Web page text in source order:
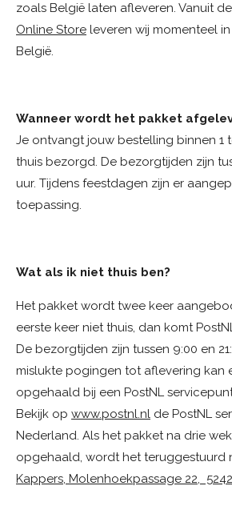
zoals België laten afleveren. Vanuit de
Online Store leveren wij momenteel
België.
Wanneer wordt het pakket
Je ontvangt jouw bestelling binnen 1
thuis bezorgd. De bezorgtijden zijn
uur. Tijdens feestdagen zijn er
toepassing.
Wat als ik niet thuis ben?
Het pakket wordt twee keer
eerste keer niet thuis, dan komt
De bezorgtijden zijn tussen 9:00 en
mislukte pogingen tot aflevering kan
opgehaald bij een PostNL
Bekijk op www.postnl.nl de PostNL
Nederland. Als het pakket na drie
opgehaald, wordt het teruggestuurd
Kappers, Molenhoekpassage 22,